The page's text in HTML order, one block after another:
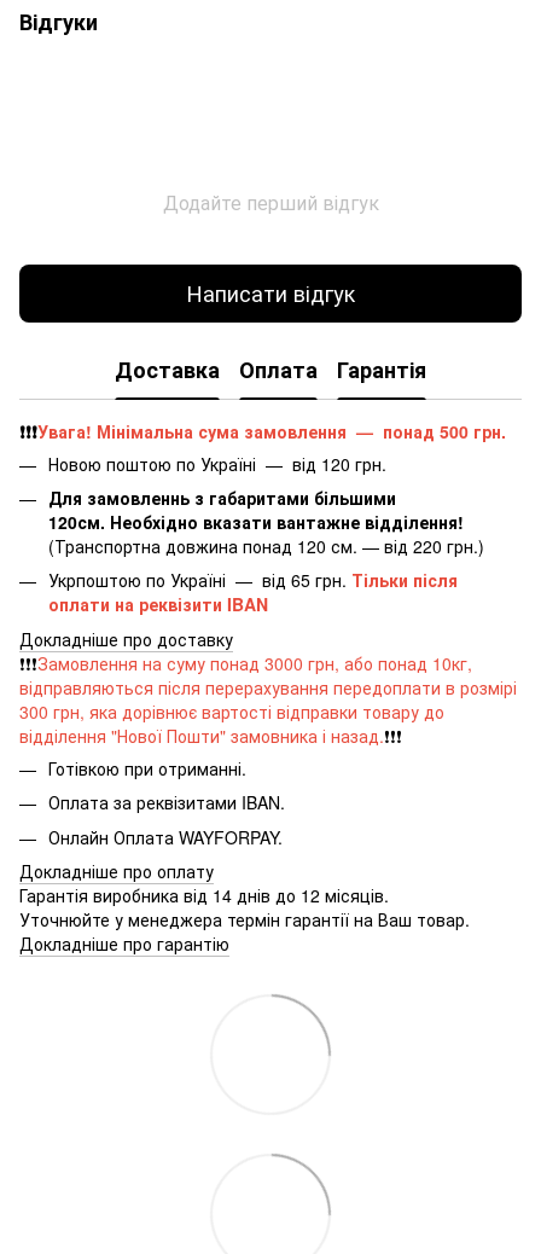
Відгуки
Додайте перший відгук
Написати відгук
Доставка Оплата Гарантія
❗️❗️❗️Увага! Мінімальна сума замовлення — понад 500 грн.
Новою поштою по Україні — від 120 грн.
Для замовленнь з габаритами більшими
120см. Необхідно вказати вантажне відділення!
(Транспортна довжина понад 120 см. — від 220 грн.)
Укрпоштою по Україні — від 65 грн. Тільки після
оплати на реквізити IBAN
Докладніше про доставку
❗️❗️❗️Замовлення на суму понад 3000 грн, або понад 10кг,
відправляються після перерахування передоплати в розмірі
300 грн, яка дорівнює вартості відправки товару до
відділення "Нової Пошти" замовника і назад.❗️❗️❗️
Готівкою при отриманні.
Оплата за реквізитами IBAN.
Онлайн Оплата WAYFORPAY.
Докладніше про оплату
Гарантія виробника від 14 днів до 12 місяців.
Уточнюйте у менеджера термін гарантії на Ваш товар.
Докладніше про гарантію